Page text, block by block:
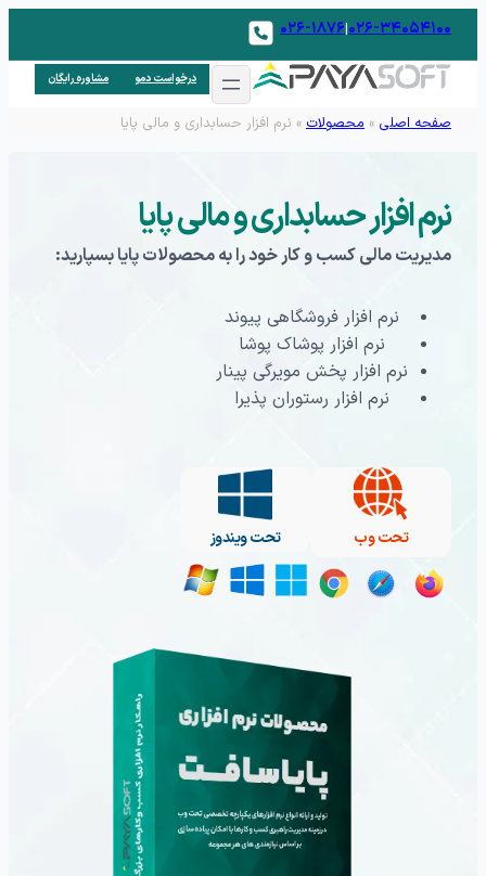
۰۲۶-۳۴۰۵۴۱۰۰۰۲۶-۱۸۷۶
درخواست دمو مشاوره رایگان
صفحه اصلی » محصولات » نرم افزار حسابداری و مالی پایا
نرم افزار حسابداری و مالی پایا
مدیریت مالی کسب و کار خود را به محصولات پایا بسپارید:
نرم افزار فروشگاهی پیوند
نرم افزار پوشاک پوشا
نرم افزار پخش مویرگی پینار
نرم افزار رستوران پذیرا
تحت وب تحت ویندوز